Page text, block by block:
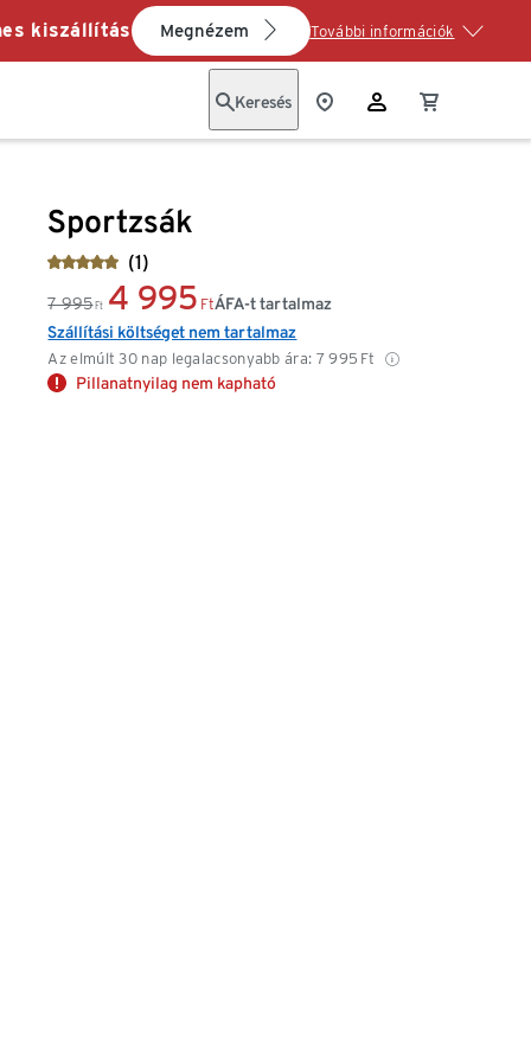
kiszállítás Megnézem További információk
Keresés
Sportzsák
(1)
7 995 Ft 4 995 Ft
Az elmúlt 30 nap legalacsonyabb ára: 7 995 Ft
ÁFA-t tartalmaz
Szállítási költséget nem tartalmaz
Pillanatnyilag nem kapható